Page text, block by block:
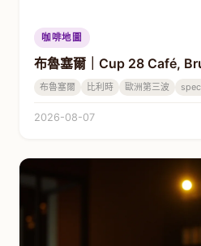
咖啡地圖
布魯塞爾｜Cup 28 Café,
布魯塞爾 比利時 歐洲第三波
2026-08-07